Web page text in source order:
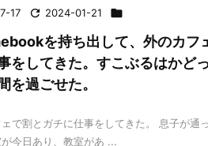
17  2024-01-21 
を持ち出して、外のカフ
をしてきた。すこぶるはかどっ
を過ごせた。
で割とガチに仕事をしてきた。 息子が通
今日あり、教室があ ...